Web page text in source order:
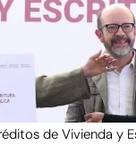
de Vivienda y